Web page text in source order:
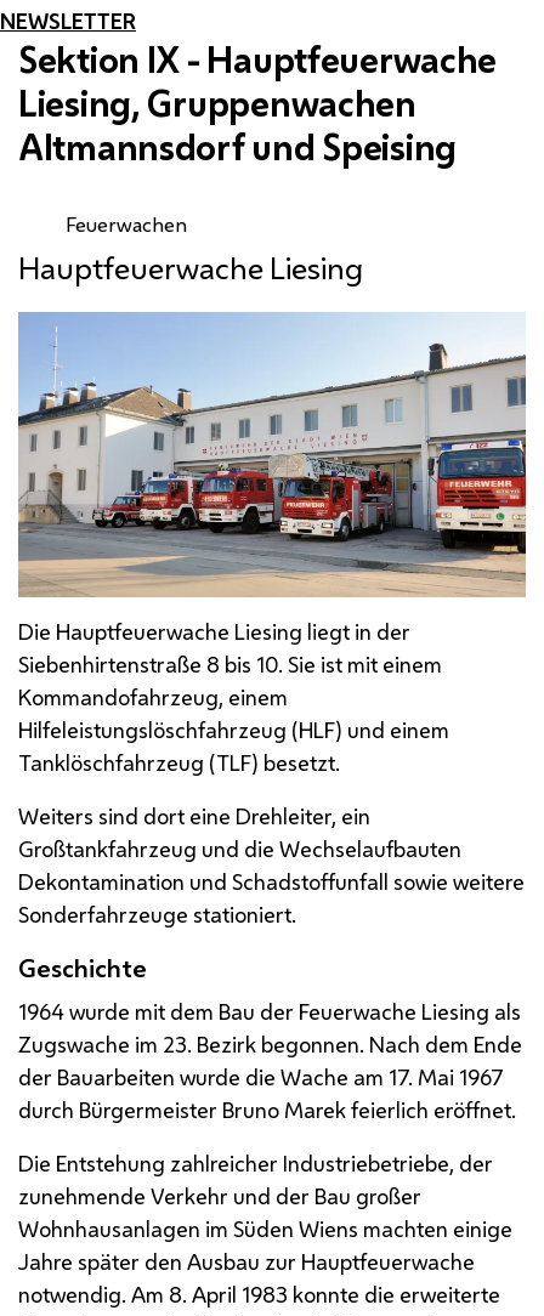
NEWSLETTER
Sektion IX- Hauptfeuerwache
Liesing, Gruppenwachen
Altmannsdorf und Speising
Feuerwachen
Hauptfeuerwache Liesing
Die Hauptfeuerwache Liesing liegt in der
Siebenhirtenstraße 8 bis 10. Sie ist mit einem
Kommandofahrzeug, einem
Hilfeleistungslöschfahrzeug (HLF) und einem
Tanklöschfahrzeug (TLF) besetzt.
Weiters sind dort eine Drehleiter, ein
Großtankfahrzeug und die Wechselaufbauten
Dekontamination und Schadstoffunfall sowie weitere
Sonderfahrzeuge stationiert.
Geschichte
1964 wurde mit dem Bau der Feuerwache Liesing als
Zugswache im 23. Bezirk begonnen. Nach dem Ende
der Bauarbeiten wurde die Wache am 17. Mai 1967
durch Bürgermeister Bruno Marek feierlich eröffnet.
Die Entstehung zahlreicher Industriebetriebe, der
zunehmende Verkehr und der Bau großer
Wohnhausanlagen im Süden Wiens machten einige
Jahre später den Ausbau zur Hauptfeuerwache
notwendig. Am 8. April 1983 konnte die erweiterte